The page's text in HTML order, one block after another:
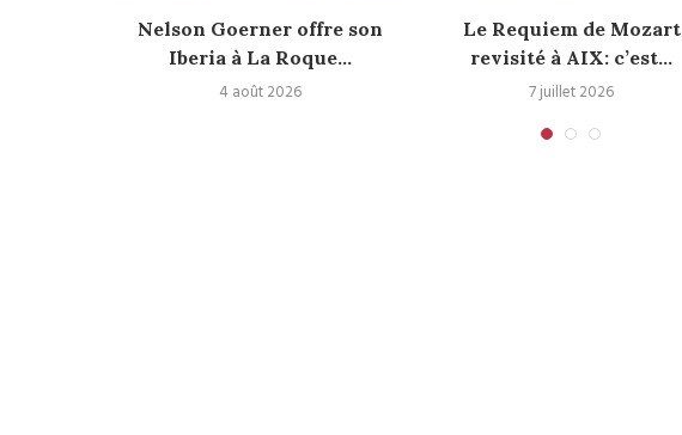
Nelson Goerner offre son
Iberia à La Roque...
4 août 2026
Le Requiem de Mozart
revisité à AIX: c’est...
7 juillet 2026